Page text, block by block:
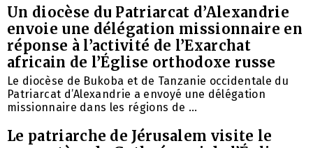
Un diocèse du Patriarcat d’Alexandrie
envoie une délégation missionnaire en
réponse à l’activité de l’Exarchat
africain de l’Église orthodoxe russe
Le diocèse de Bukoba et de Tanzanie occidentale du
Patriarcat d’Alexandrie a envoyé une délégation
missionnaire dans les régions de ...
Le patriarche de Jérusalem visite le